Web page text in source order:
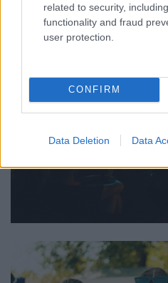
related to security,
functionality and fraud
user protection.
CONFIRM
Data Deletion Data